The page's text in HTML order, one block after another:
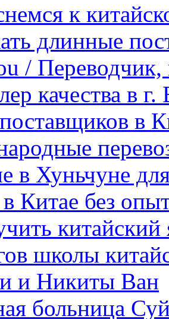
к
длинные
/ Переводчик,
качества в
в
в Хуньчуне
Китае без
школы
и Никиты Ван
больница